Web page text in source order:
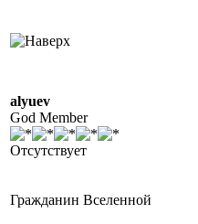
alyuev
God Member
Отсутствует
Гражданин Вселенной